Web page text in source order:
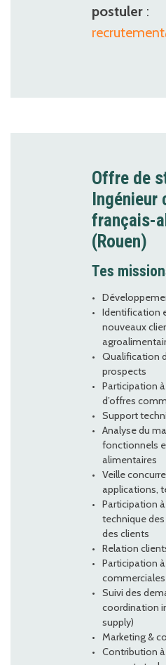
postuler :
Offre de
Ingénieur
français-
(Rouen)
Tes
Identification
nouveaux
Qualification
prospects
Participation
d’offres
Support
Analyse du
fonctionnels
alimentaires
Veille
applications,
Participation
technique
des clients
Relation
Participation
Suivi des
coordination
supply)
Marketing &
Contribution